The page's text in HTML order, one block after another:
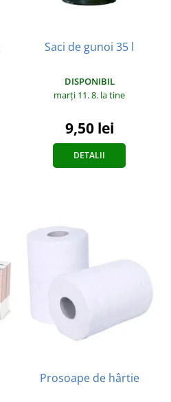
Saci de gunoi 35 l
DISPONIBIL
marți 11. 8. la tine
9,50 lei
DETALII
Prosoape de hârtie